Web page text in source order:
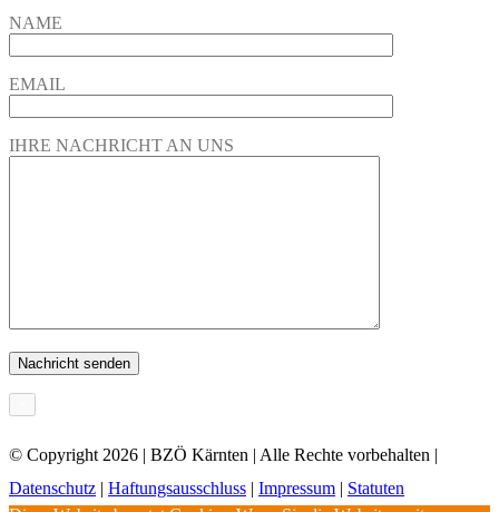
NAME
EMAIL
IHRE NACHRICHT AN UNS
© Copyright2026 | BZÖ Kärnten | Alle Rechte vorbehalten |
Datenschutz | Haftungsausschluss | Impressum | Statuten